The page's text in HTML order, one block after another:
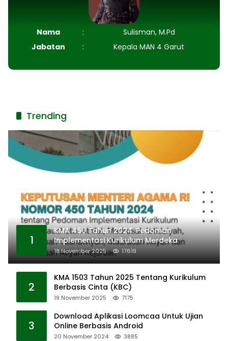
Nama :
Sulisman, M.Pd
Jabatan
: Kepala MAN 4 Garut
Trending
1
KMA 450 Tahun 2024: Pedoman
Implementasi Kurikulum Merdeka
18 November 2025 17619
2
KMA 1503 Tahun 2025 Tentang Kurikulum
Berbasis Cinta (KBC)
19 November 2025 7175
3
Download Aplikasi Loomcaa Untuk Ujian
Online Berbasis Android
20 November 2024 3885